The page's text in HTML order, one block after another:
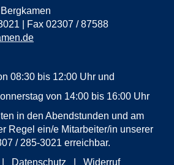
| Fax 02307 / 87588
08:30 bis 12:00 Uhr und
von 14:00 bis 16:00 Uhr
in den Abendstunden und am
Regel ein/e Mitarbeiter/in unserer
/ 285-3021 erreichbar.
Datenschutz Widerruf